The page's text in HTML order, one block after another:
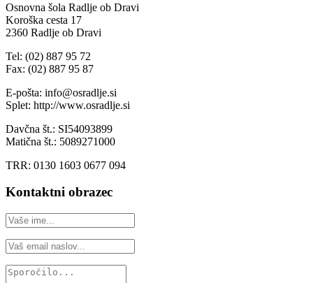
Osnovna šola Radlje ob Dravi
Koroška cesta 17
2360 Radlje ob Dravi
Tel: (02) 887 95 72
Fax: (02) 887 95 87
E-pošta: info@osradlje.si
Splet: http://www.osradlje.si
Davčna št.: SI54093899
Matična št.: 5089271000
TRR: 0130 1603 0677 094
Kontaktni obrazec